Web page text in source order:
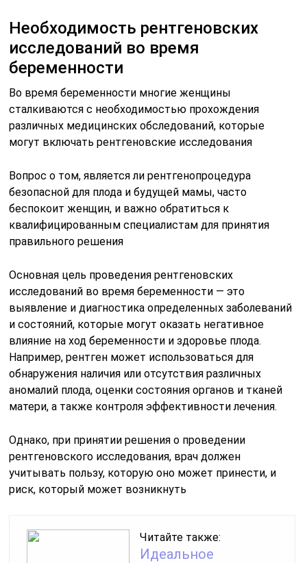
Необходимость рентгеновских
исследований во время
беременности
Во время беременности многие женщины
сталкиваются с необходимостью прохождения
различных медицинских обследований, которые
могут включать рентгеновские исследования
Вопрос о том, является ли рентгенопроцедура
безопасной для плода и будущей мамы, часто
беспокоит женщин, и важно обратиться к
квалифицированным специалистам для принятия
правильного решения
Основная цель проведения рентгеновских
исследований во время беременности — это
выявление и диагностика определенных заболеваний
и состояний, которые могут оказать негативное
влияние на ход беременности и здоровье плода.
Например, рентген может использоваться для
обнаружения наличия или отсутствия различных
аномалий плода, оценки состояния органов и тканей
матери, а также контроля эффективности лечения.
Однако, при принятии решения о проведении
рентгеновского исследования, врач должен
учитывать пользу, которую оно может принести, и
риск, который может возникнуть
Читайте также:
Идеальное